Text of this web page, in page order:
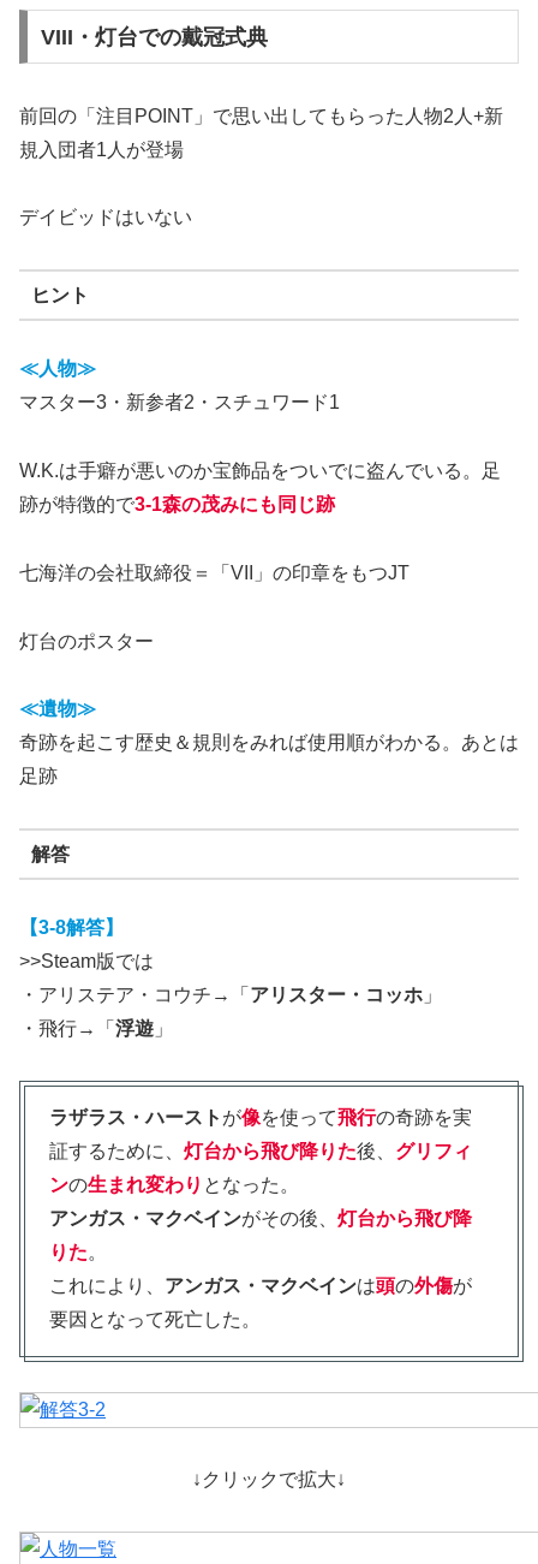
VIII・灯台での戴冠式典
前回の「注目POINT」で思い出してもらった人物2人+新
規入団者1人が登場
デイビッドはいない
ヒント
≪人物≫
マスター3・新参者2・スチュワード1
W.K.は手癖が悪いのか宝飾品をついでに盗んでいる。足
跡が特徴的で3-1森の茂みにも同じ跡
七海洋の会社取締役＝「VII」の印章をもつJT
灯台のポスター
≪遺物≫
奇跡を起こす歴史＆規則をみれば使用順がわかる。あとは
足跡
解答
【3-8解答】
>>Steam版では
・アリステア・コウチ→「 アリスター・コッホ 」
・飛行→「 浮遊 」
ラザラス・ハースト が像を使って飛行の奇跡を実
証するために、 灯台から飛び降りた後、 グリフィ
ンの生まれ変わり となった。
アンガス・マクベインがその後、 灯台から飛び降
りた。
これにより、 アンガス・マクベインは頭の外傷が
要因となって死亡した。
↓クリックで拡大↓